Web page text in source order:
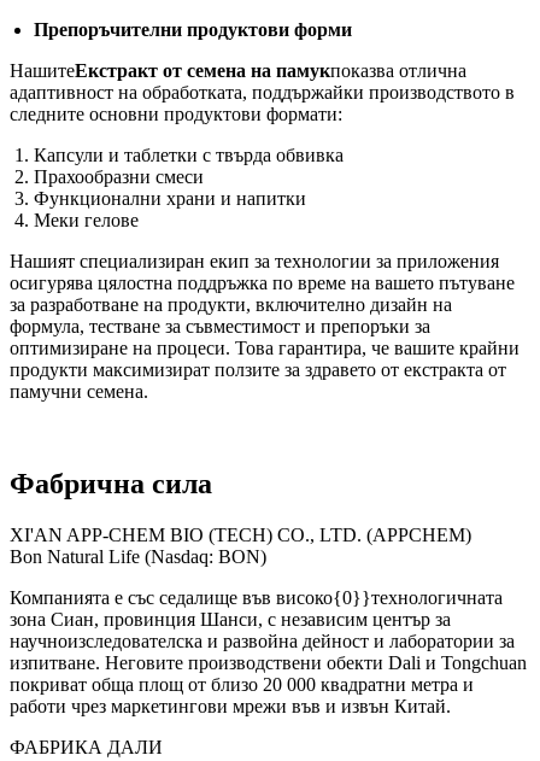
Препоръчителни продуктови форми
НашитеЕкстракт от семена на памукпоказва отлична
адаптивност на обработката, поддържайки производството в
следните основни продуктови формати:
Капсули и таблетки с твърда обвивка
Прахообразни смеси
Функционални храни и напитки
Меки гелове
Нашият специализиран екип за технологии за приложения
осигурява цялостна поддръжка по време на вашето пътуване
за разработване на продукти, включително дизайн на
формула, тестване за съвместимост и препоръки за
оптимизиране на процеси. Това гарантира, че вашите крайни
продукти максимизират ползите за здравето от екстракта от
памучни семена.
Фабрична сила
XI'AN APP-CHEM BIO (TECH) CO., LTD. (APPCHEM)
Bon Natural Life (Nasdaq: BON)
Компанията е със седалище във високо{0}}технологичната
зона Сиан, провинция Шанси, с независим център за
научноизследователска и развойна дейност и лаборатории за
изпитване. Неговите производствени обекти Dali и Tongchuan
покриват обща площ от близо 20 000 квадратни метра и
работи чрез маркетингови мрежи във и извън Китай.
ФАБРИКА ДАЛИ